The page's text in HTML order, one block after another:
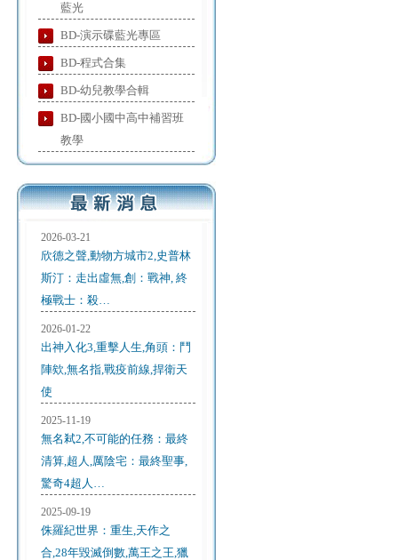
藍光
BD-演示碟藍光專區
BD-程式合集
BD-幼兒教學合輯
BD-國小國中高中補習班
教學
2026-03-21
欣德之聲,動物方城市2,史普林
斯汀：走出虛無,創：戰神, 終
極戰士：殺…
2026-01-22
出神入化3,重擊人生,角頭：鬥
陣欸,無名指,戰疫前線,捍衛天
使
2025-11-19
無名弒2,不可能的任務：最終
清算,超人,厲陰宅：最終聖事,
驚奇4超人…
2025-09-19
侏羅紀世界：重生,天作之
合,28年毀滅倒數,萬王之王,獵